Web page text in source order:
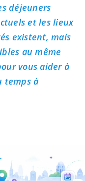
déjeuners
et les lieux
existent, mais
au même
vous aider à
temps à